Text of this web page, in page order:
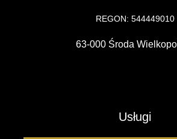
REGON: 544449010
63-000 Środa
Usługi